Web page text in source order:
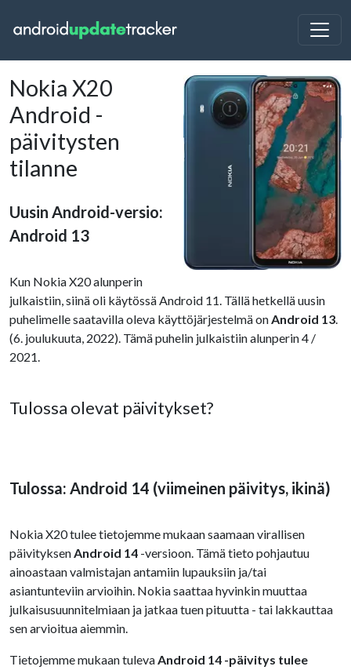
Nokia X20
Android -
päivitysten
tilanne
Uusin Android-versio:
Android 13
Kun Nokia X20 alunperin
julkaistiin, siinä oli käytössä Android 11. Tällä hetkellä uusin
puhelimelle saatavilla oleva käyttöjärjestelmä onAndroid 13.
(6. joulukuuta, 2022). Tämä puhelin julkaistiin alunperin 4 /
2021.
Tulossa olevat päivitykset?
Tulossa: Android 14 (viimeinen päivitys, ikinä)
Nokia X20 tulee tietojemme mukaan saamaan virallisen
päivityksenAndroid 14 -versioon. Tämä tieto pohjautuu
ainoastaan valmistajan antamiin lupauksiin ja/tai
asiantunteviin arvioihin. Nokia saattaa hyvinkin muuttaa
julkaisusuunnitelmiaan ja jatkaa tuen pituutta - tai lakkauttaa
sen arvioitua aiemmin.
Tietojemme mukaan tulevaAndroid 14 -päivitys tulee